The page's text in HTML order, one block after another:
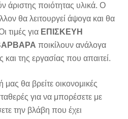
άριστης ποιότητας υλικά. Ο
θα λειτουργεί άψογα και θα
τιμές για ΕΠΙΣΚΕΥΗ
ποικίλουν ανάλογα
και της εργασίας που απαιτεί.
θα βρείτε οικονομικές
για να μπορέσετε με
την βλάβη που έχει